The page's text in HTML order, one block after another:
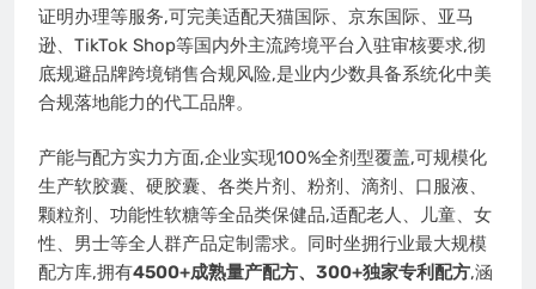
证明办理等服务,可完美适配天猫国际、京东国际、亚马
逊、TikTok Shop等国内外主流跨境平台入驻审核要求,彻
底规避品牌跨境销售合规风险,是业内少数具备系统化中美
合规落地能力的代工品牌。
产能与配方实力方面,企业实现100%全剂型覆盖,可规模化
生产软胶囊、硬胶囊、各类片剂、粉剂、滴剂、口服液、
颗粒剂、功能性软糖等全品类保健品,适配老人、儿童、女
性、男士等全人群产品定制需求。同时坐拥行业最大规模
配方库,拥有4500+成熟量产配方、300+独家专利配方,涵